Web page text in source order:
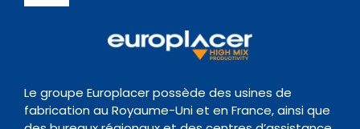
Contact
News Hub
Centre de Support
Documentation
Le groupe Europlacer possède des usines de
fabrication au Royaume-Uni et en France, ainsi que